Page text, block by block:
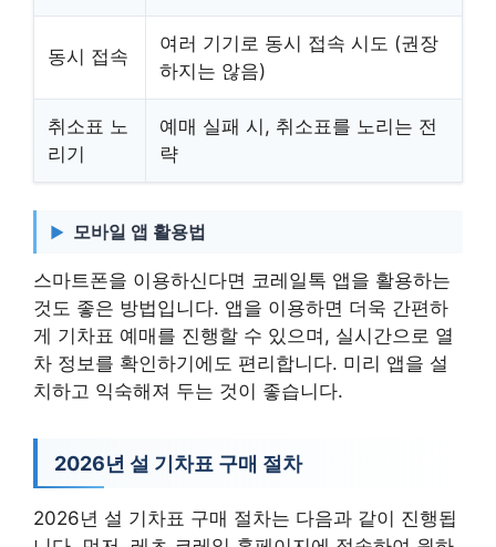
동시 접속
여러 기기로 동시 접속 시도 (권장
하지는 않음)
취소표 노
리기
예매 실패 시, 취소표를 노리는 전
략
모바일 앱 활용법
스마트폰을 이용하신다면 코레일톡 앱을 활용하는
것도 좋은 방법입니다. 앱을 이용하면 더욱 간편하
게 기차표 예매를 진행할 수 있으며, 실시간으로 열
차 정보를 확인하기에도 편리합니다. 미리 앱을 설
치하고 익숙해져 두는 것이 좋습니다.
2026년 설 기차표 구매 절차
2026년 설 기차표 구매 절차는 다음과 같이 진행됩